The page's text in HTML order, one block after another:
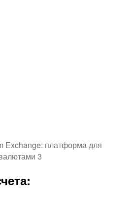
Exchange: платформа для
3